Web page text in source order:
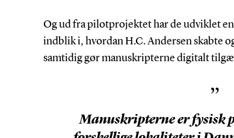
Og ud fra pilotprojektet har de udviklet
indblik i, hvordan H.C. Andersen skabte
samtidig gør manuskripterne digitalt
”
Manuskripterne er fysisk